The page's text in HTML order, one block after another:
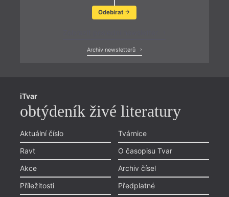
Odebírat
Archiv newsletterů
iTvar
obtýdeník živé literatury
Aktuální číslo
Ravt
Akce
Příležitosti
Tvárnice
O časopisu Tvar
Archiv čísel
Předplatné